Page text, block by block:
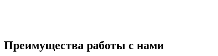
Преимущества работы с нами